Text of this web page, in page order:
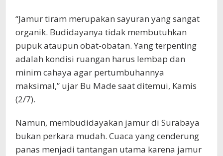
“Jamur tiram merupakan sayuran yang sangat
organik. Budidayanya tidak membutuhkan
pupuk ataupun obat-obatan. Yang terpenting
adalah kondisi ruangan harus lembap dan
minim cahaya agar pertumbuhannya
maksimal,” ujar Bu Made saat ditemui, Kamis
(2/7).
Namun, membudidayakan jamur di Surabaya
bukan perkara mudah. Cuaca yang cenderung
panas menjadi tantangan utama karena jamur